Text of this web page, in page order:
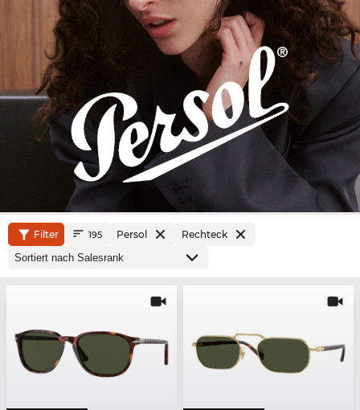
Filter 195 Persol Rechteck